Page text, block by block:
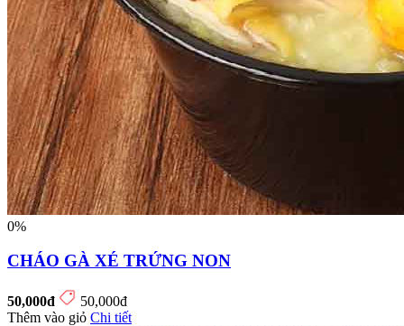
0%
CHÁO GÀ XÉ TRỨNG NON
50,000đ
50,000đ
Thêm vào giỏ Chi tiết